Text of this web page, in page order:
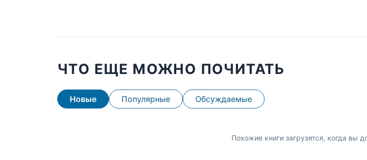
ЧТО ЕЩЕ МОЖНО ПОЧИТАТЬ
Новые Популярные Обсуждаемые
Похожие книги загрузятся, когда вы